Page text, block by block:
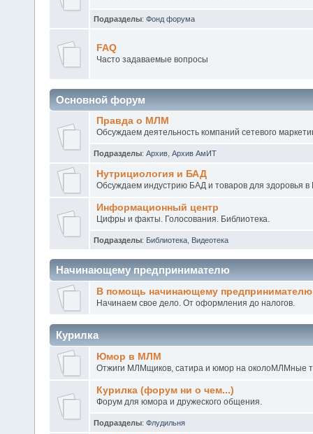
Подразделы: Фонд форума
FAQ
Часто задаваемые вопросы
Основной форум
Правда о МЛМ
Обсуждаем деятельность компаний сетевого
Подразделы: Архив Архив АмИТ
Нутрициология и БАД
Обсуждаем индустрию БАД и товаров для здоровья
Информационный центр
Цифры и факты. Голосования. Библиотека.
Подразделы: Библиотека Видеотека
Начинающему предпринимателю
В помощь начинающему предпринимателю
Начинаем свое дело. От оформления до налогов.
Курилка
Юмор в МЛМ
Отжиги МЛМщиков, сатира и юмор на околоМЛМные
Курилка (форум ни о чем...)
Форум для юмора и дружеского общения.
Подразделы: Флудильня